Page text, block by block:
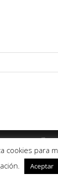
de Caspe 86,
de
cookies para
Aceptar